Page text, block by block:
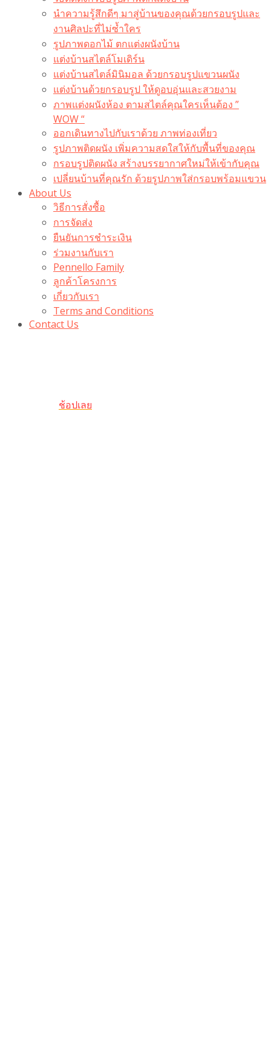
นำความรู้สึกดีๆ มาสู่บ้านของคุณด้วยกรอบรูปและ
งานศิลปะที่ไม่ซ้ำใคร
รูปภาพดอกไม้ ตกแต่งผนังบ้าน
แต่งบ้านสไตล์โมเดิร์น
แต่งบ้านสไตล์มินิมอล ด้วยกรอบรูปแขวนผนัง
แต่งบ้านด้วยกรอบรูป ให้ดูอบอุ่นและสวยงาม
ภาพแต่งผนังห้อง ตามสไตล์คุณใครเห็นต้อง ”
WOW “
ออกเดินทางไปกับเราด้วย ภาพท่องเที่ยว
รูปภาพติดผนัง เพิ่มความสดใสให้กับพื้นที่ของคุณ
กรอบรูปติดผนัง สร้างบรรยากาศใหม่ให้เข้ากับคุณ
เปลี่ยนบ้านที่คุณรัก ด้วยรูปภาพใส่กรอบพร้อมแขวน​
About Us
วิธีการสั่งซื้อ
การจัดส่ง
ยืนยันการชำระเงิน
ร่วมงานกับเรา
Pennello Family
ลูกค้าโครงการ
เกี่ยวกับเรา
Terms and Conditions
Contact Us
ช้อปเลย